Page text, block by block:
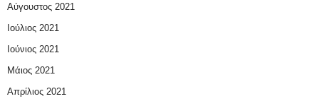
Αύγουστος 2021
Ιούλιος 2021
Ιούνιος 2021
Μάιος 2021
Απρίλιος 2021